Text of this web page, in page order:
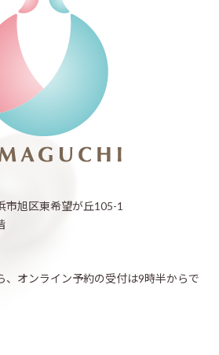
市旭区東希望が丘105-1
オンライン予約の受付は9時半からで